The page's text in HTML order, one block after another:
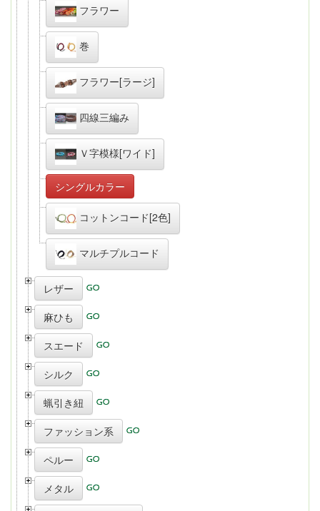
フラワー
巻
フラワー[ラージ]
四線三編み
Ｖ字模様[ワイド]
シングルカラー
コットンコード[2色]
マルチプルコード
レザー
麻ひも
スエード
シルク
蝋引き紐
ファッション系
ペルー
メタル